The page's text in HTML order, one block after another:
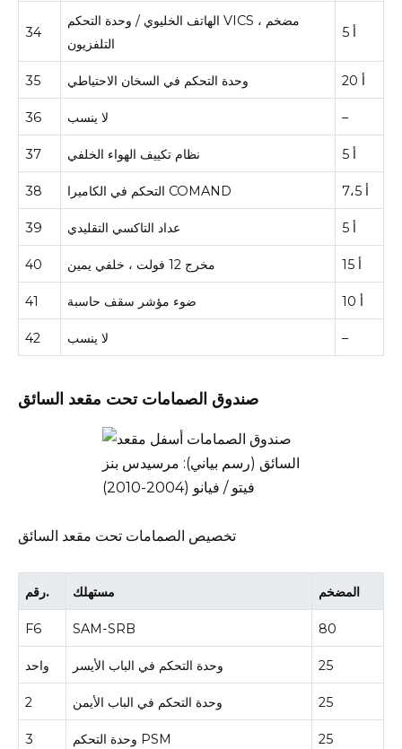
34
الهاتف الخليوي / وحدة التحكم VICS ، مضخم
التلفزيون
5 أ
35 وحدة التحكم في السخان الاحتياطي 20 أ
36 لا ينسب –
37 نظام تكييف الهواء الخلفي 5 أ
38 التحكم في الكاميرا COMAND 7،5 أ
39 عداد التاكسي التقليدي 5 أ
40 مخرج 12 فولت ، خلفي يمين 15 أ
41 ضوء مؤشر سقف حاسبة 10 أ
42 لا ينسب –
صندوق الصمامات تحت مقعد السائق
تخصيص الصمامات تحت مقعد السائق
رقم. مستهلك المضخم
F6 SAM-SRB 80
واحد وحدة التحكم في الباب الأيسر 25
2 وحدة التحكم في الباب الأيمن 25
3 وحدة التحكم PSM 25